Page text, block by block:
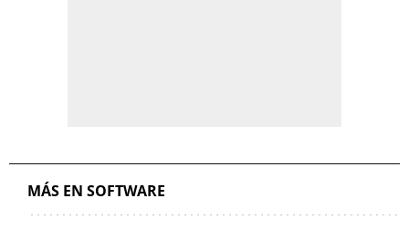
MÁS EN SOFTWARE